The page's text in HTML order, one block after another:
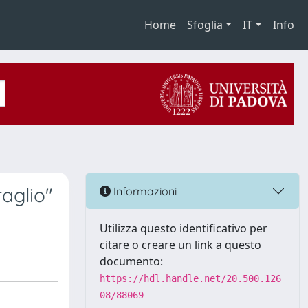
Home Sfoglia IT Info
Informazioni
Utilizza questo identificativo per
citare o creare un link a questo
documento:
https://hdl.handle.net/20.500.126
08/88069